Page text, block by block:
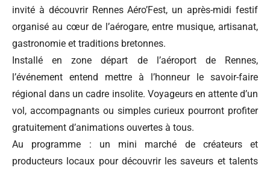
invité à découvrir Rennes Aéro’Fest, un après-midi festif
organisé au cœur de l’aérogare, entre musique, artisanat,
gastronomie et traditions bretonnes.
Installé en zone départ de l’aéroport de Rennes,
l’événement entend mettre à l’honneur le savoir-faire
régional dans un cadre insolite. Voyageurs en attente d’un
vol, accompagnants ou simples curieux pourront profiter
gratuitement d’animations ouvertes à tous.
Au programme : un mini marché de créateurs et
producteurs locaux pour découvrir les saveurs et talents